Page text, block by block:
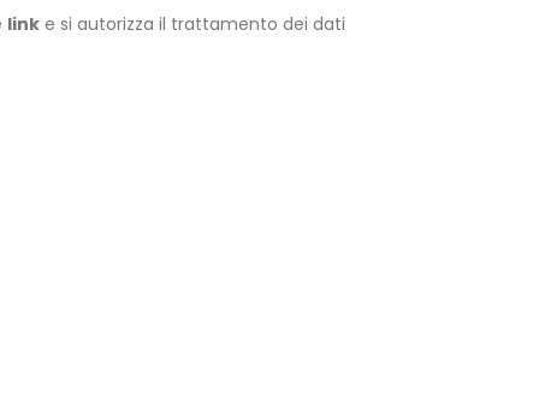
link e si autorizza il trattamento dei dati